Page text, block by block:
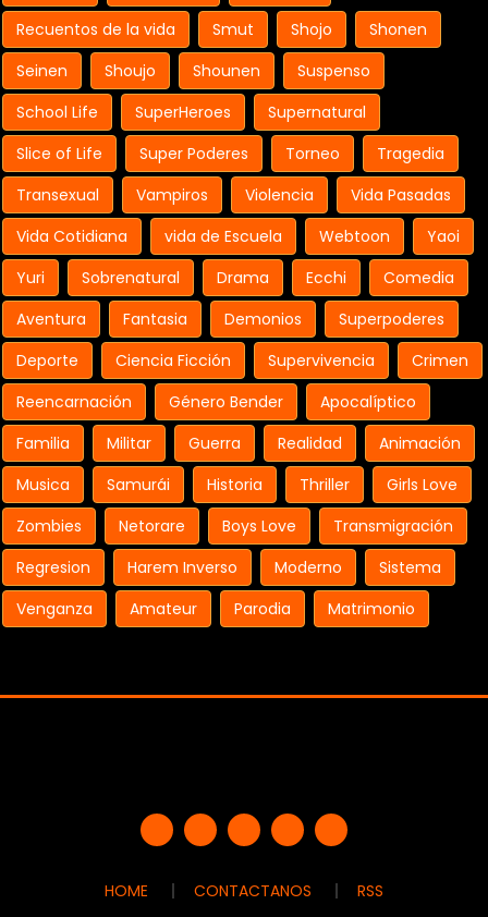
Recuentos de la vida
Smut Shojo
Shonen
Seinen
Shoujo Shounen
Suspenso
School Life
SuperHeroes
Supernatural
Slice of Life
Super Poderes Torneo
Tragedia
Transexual
Vampiros Violencia
Vida Pasadas
Vida Cotidiana
vida de Escuela Webtoon
Yaoi
Yuri
Sobrenatural Drama Ecchi
Comedia
Aventura
Fantasia Demonios
Superpoderes
Deporte
Ciencia Ficción Supervivencia
Crimen
Reencarnación
Género Bender
Apocalíptico
Familia
Militar Guerra Realidad
Animación
Musica
Samurái Historia Thriller
Girls Love
Zombies
Netorare Boys Love
Transmigración
Regresion
Harem Inverso Moderno
Sistema
Venganza
Amateur Parodia Matrimonio
HOME CONTACTANOS RSS